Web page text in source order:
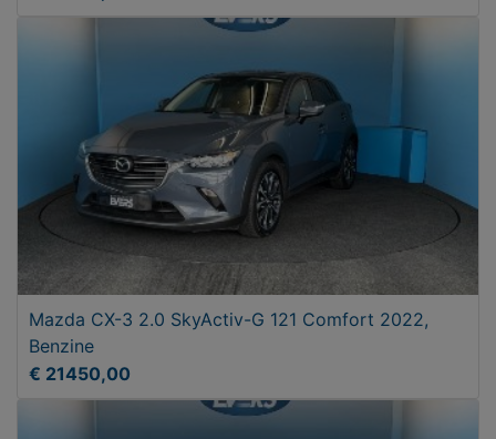
Mazda CX-3 2.0 SkyActiv-G 121 Comfort 2022,
Benzine
€ 21450,00